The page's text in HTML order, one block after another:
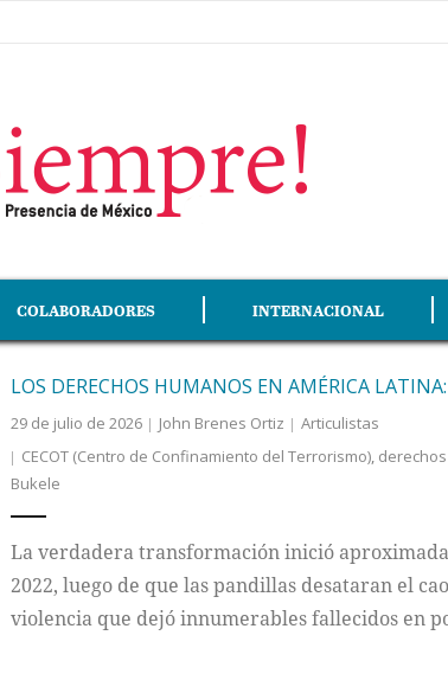
COLABORADORES INTERNACIONAL
LOS DERECHOS HUMANOS EN AMÉRICA
29 de julio de 2026 John Brenes Ortiz
Articulistas
CECOT (Centro de Confinamiento del Terrorismo),
Bukele
La verdadera transformación inició
2022, luego de que las pandillas desataran el
violencia que dejó innumerables fallecidos en